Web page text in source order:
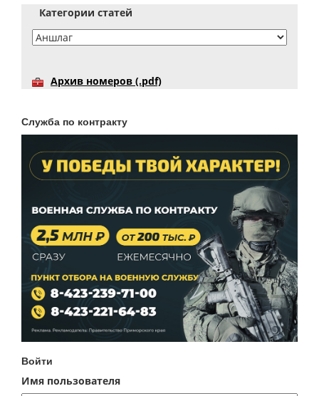
Категории статей
Архив номеров (.pdf)
Служба по контракту
Войти
Имя пользователя